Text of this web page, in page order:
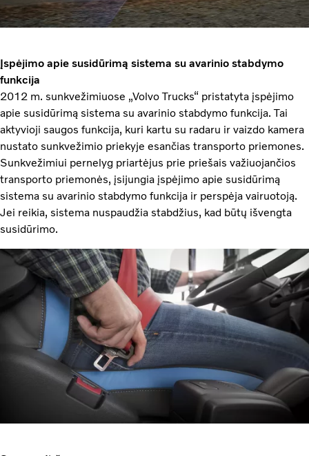
Įspėjimo apie susidūrimą sistema su avarinio stabdymo
funkcija
2012 m. sunkvežimiuose „Volvo Trucks“ pristatyta įspėjimo
apie susidūrimą sistema su avarinio stabdymo funkcija. Tai
aktyvioji saugos funkcija, kuri kartu su radaru ir vaizdo kamera
nustato sunkvežimio priekyje esančias transporto priemones.
Sunkvežimiui pernelyg priartėjus prie priešais važiuojančios
transporto priemonės, įsijungia įspėjimo apie susidūrimą
sistema su avarinio stabdymo funkcija ir perspėja vairuotoją.
Jei reikia, sistema nuspaudžia stabdžius, kad būtų išvengta
susidūrimo.